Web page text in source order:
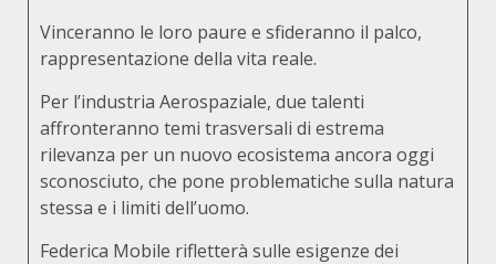
Vinceranno le loro paure e sfideranno il palco,
rappresentazione della vita reale.
Per l’industria Aerospaziale, due talenti
affronteranno temi trasversali di estrema
rilevanza per un nuovo ecosistema ancora oggi
sconosciuto, che pone problematiche sulla natura
stessa e i limiti dell’uomo.
Federica Mobile rifletterà sulle esigenze dei